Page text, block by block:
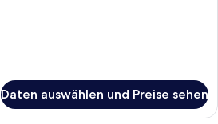
Daten auswählen und Preise sehen